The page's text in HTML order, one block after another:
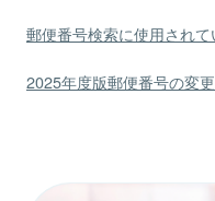
郵便番号検索に使用され
2025年度版郵便番号の変